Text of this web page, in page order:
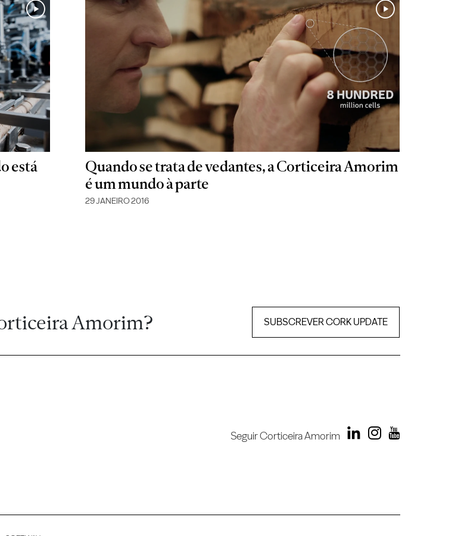
está
Quando se trata de vedantes, a Corticeira Amorim
é um mundo à parte
29 JANEIRO 2016
Amorim? SUBSCREVER CORK UPDATE
Seguir Corticeira Amorim